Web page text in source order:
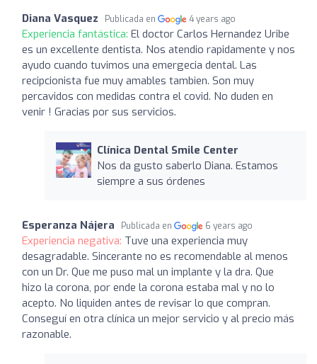
Diana Vasquez Publicada en 4 years ago
Experiencia fantástica: El doctor Carlos Hernandez Uribe
es un excellente dentista. Nos atendio rapidamente y nos
ayudo cuando tuvimos una emergecia dental. Las
recipcionista fue muy amables tambien. Son muy
percavidos con medidas contra el covid. No duden en
venir ! Gracias por sus servicios.
Clínica Dental Smile Center
Nos da gusto saberlo Diana. Estamos
siempre a sus órdenes
Esperanza Nájera Publicada en 6 years ago
Experiencia negativa: Tuve una experiencia muy
desagradable. Sincerante no es recomendable al menos
con un Dr. Que me puso mal un implante y la dra. Que
hizo la corona, por ende la corona estaba mal y no lo
acepto. No liquiden antes de revisar lo que compran.
Conseguí en otra clínica un mejor servicio y al precio más
razonable.